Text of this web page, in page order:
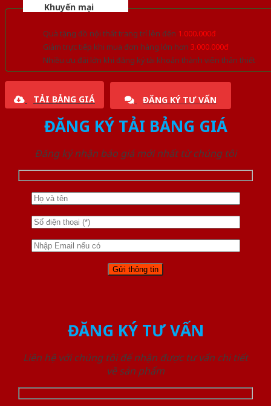
Khuyến mại
Quà tặng đồ nội thất trang trí lên đến 1.000.000đ
Giảm trực tiếp khi mua đơn hàng lớn hơn 3.000.000đ
Nhiều ưu đãi lớn khi đăng ký tài khoản thành viên thân thiết
TẢI BẢNG GIÁ ĐĂNG KÝ TƯ VẤN
ĐĂNG KÝ TẢI BẢNG GIÁ
Đăng ký nhận báo giá mới nhất từ chúng tôi
ĐĂNG KÝ TƯ VẤN
Liên hệ với chúng tôi để nhận được tư vấn chi tiết
về sản phẩm